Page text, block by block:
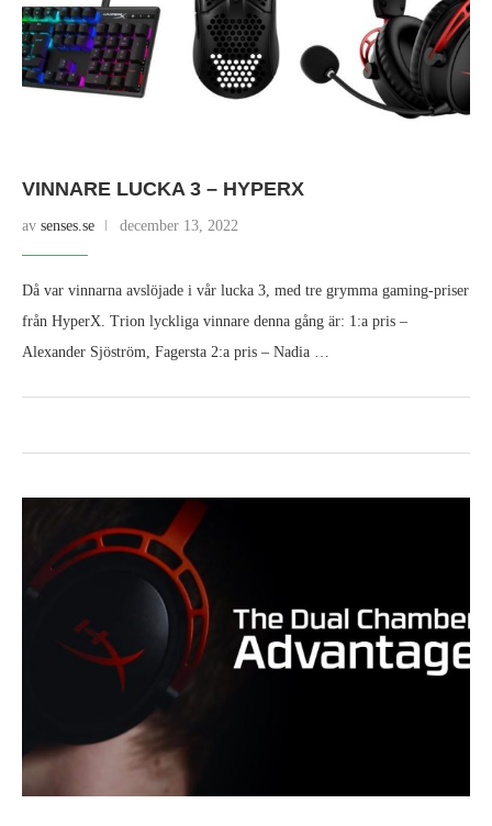
VINNARE LUCKA 3 – HYPERX
av senses.se december 13, 2022
Då var vinnarna avslöjade i vår lucka 3, med tre grymma gaming-priser
från HyperX. Trion lyckliga vinnare denna gång är: 1:a pris –
Alexander Sjöström, Fagersta 2:a pris – Nadia …